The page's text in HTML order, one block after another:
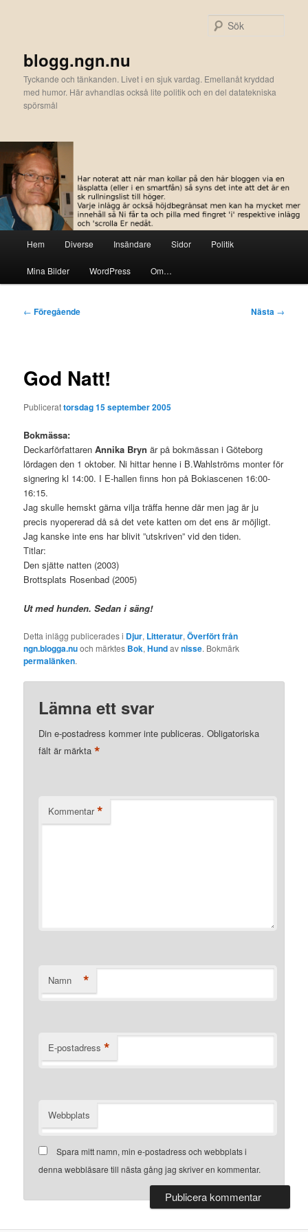
blogg.ngn.nu
Tyckande och tänkanden. Livet i en sjuk vardag. Emellanåt kryddad
med humor. Här avhandlas också lite politik och en del datatekniska
spörsmål
Hem Diverse Insändare Sidor Politik
Mina Bilder WordPress Om…
Inläggsnavigering
← Föregående Nästa →
God Natt!
Publicerattorsdag 15 september 2005
Bokmässa:
DeckarförfattarenAnnika Bryn är på bokmässan i Göteborg
lördagen den 1 oktober. Ni hittar henne i B.Wahlströms monter för
signering kl 14:00. I E-hallen finns hon på Bokiascenen 16:00-
16:15.
Jag skulle hemskt gärna vilja träffa henne där men jag är ju
precis nyopererad då så det vete katten om det ens är möjligt.
Jag kanske inte ens har blivit ”utskriven” vid den tiden.
Titlar:
Den sjätte natten (2003)
Brottsplats Rosenbad (2005)
Ut med hunden. Sedan i säng!
Detta inlägg publicerades i Djur, Litteratur,Överfört från
ngn.blogga.nuoch märktes Bok,Hundavnisse. Bokmärk
permalänken.
Lämna ett svar
Din e-postadress kommer inte publiceras. Obligatoriska
fält är märkta*
Kommentar *
Namn *
E-postadress *
Webbplats
Spara mitt namn, min e-postadress och webbplats i
denna webbläsare till nästa gång jag skriver en kommentar.